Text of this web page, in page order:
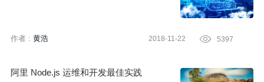
作者 : 黄浩 2018-11-22  5397
阿里 Node.js 运维和开发最佳实践